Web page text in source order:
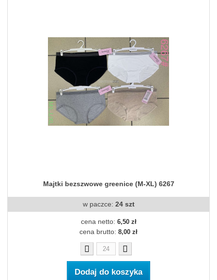
Majtki bezszwowe greenice (M-XL) 6267
w paczce: 24 szt
cena netto: 6,50 zł
cena brutto: 8,00 zł
Dodaj do koszyka